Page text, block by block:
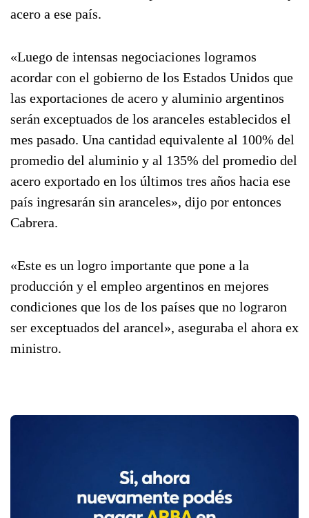
acero a ese país.
«Luego de intensas negociaciones logramos
acordar con el gobierno de los Estados Unidos que
las exportaciones de acero y aluminio argentinos
serán exceptuados de los aranceles establecidos el
mes pasado. Una cantidad equivalente al 100% del
promedio del aluminio y al 135% del promedio del
acero exportado en los últimos tres años hacia ese
país ingresarán sin aranceles», dijo por entonces
Cabrera.
«Este es un logro importante que pone a la
producción y el empleo argentinos en mejores
condiciones que los de los países que no lograron
ser exceptuados del arancel», aseguraba el ahora ex
ministro.